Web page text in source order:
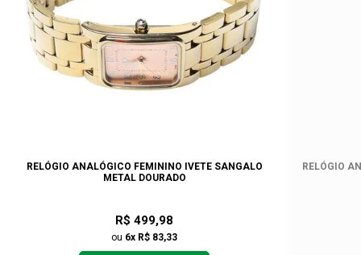
RELÓGIO ANALÓGICO FEMININO IVETE SANGALO
METAL DOURADO
R$ 499,98
ou 6x R$ 83,33
RELÓGIO